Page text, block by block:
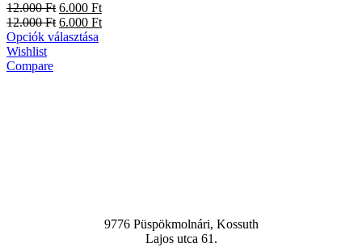
12.000Ft 6.000 Ft
12.000Ft 6.000 Ft
Opciók választása
Wishlist
Compare
9776 Püspökmolnári, Kossuth
Lajos utca 61.